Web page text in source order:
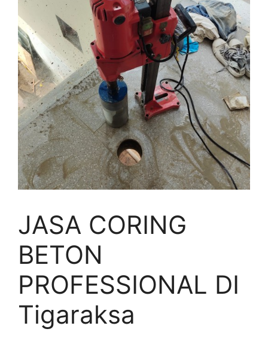
JASA CORING
BETON
PROFESSIONAL DI
Tigaraksa